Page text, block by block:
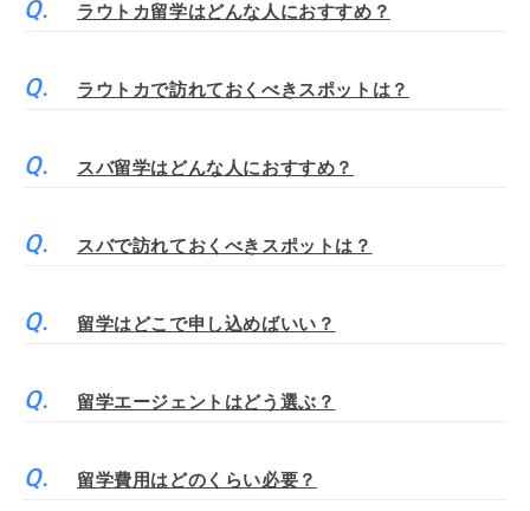
ラウトカ留学はどんな人におすすめ？
ラウトカで訪れておくべきスポットは？
スバ留学はどんな人におすすめ？
スバで訪れておくべきスポットは？
留学はどこで申し込めばいい？
留学エージェントはどう選ぶ？
留学費用はどのくらい必要？